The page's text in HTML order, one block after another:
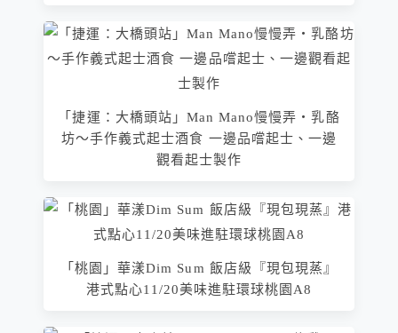
「捷運：大橋頭站」Man Mano慢慢弄‧乳酪
坊～手作義式起士酒食 一邊品嚐起士、一邊
觀看起士製作
「桃園」華漾Dim Sum 飯店級『現包現蒸』
港式點心11/20美味進駐環球桃園A8